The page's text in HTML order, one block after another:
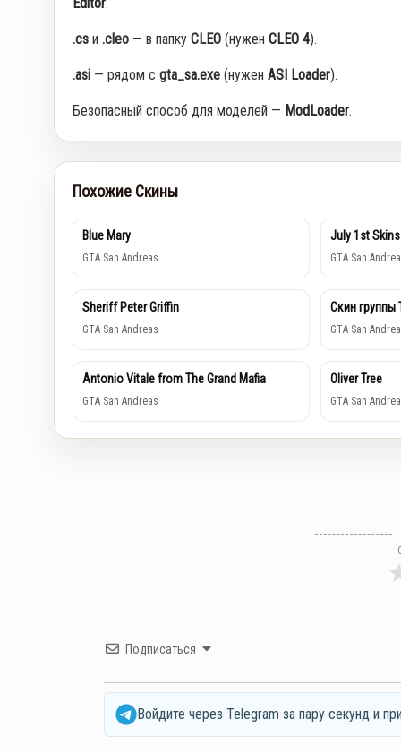
.cs и .cleo — в папку CLEO (нужен CLEO 4).
.asi — рядом с gta_sa.exe (нужен ASI Loader).
Безопасный способ для моделей — ModLoader.
Похожие Скины
Blue Mary
GTA San Andreas
July 1st Skins
GTA San
Sheriff Peter Griffin
GTA San Andreas
Скин группы
GTA San
Antonio Vitale from The Grand Mafia
GTA San Andreas
Oliver Tree
GTA San
Подписаться
Войдите через Telegram за пару секунд и